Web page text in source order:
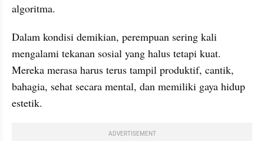
algoritma.
Dalam kondisi demikian, perempuan sering kali
mengalami tekanan sosial yang halus tetapi kuat.
Mereka merasa harus terus tampil produktif, cantik,
bahagia, sehat secara mental, dan memiliki gaya hidup
estetik.
ADVERTISEMENT